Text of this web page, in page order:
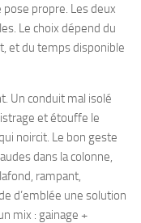
propre. Les deux
Le choix dépend du
et du temps disponible
Un conduit mal isolé
et étouffe le
noircit. Le bon geste
dans la colonne,
rampant,
d’emblée une solution
mix : gainage +